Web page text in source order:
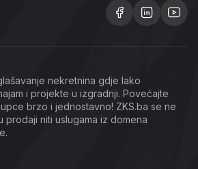
nekretnina gdje lako
i projekte u izgradnji. Povećajte
brzo i jednostavno! ZKS.ba se ne
prodaji niti uslugama iz domena